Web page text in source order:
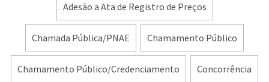
Adesão a Ata de Registro de Preços
Chamada Pública/PNAE Chamamento Público
Chamamento Público/Credenciamento Concorrência